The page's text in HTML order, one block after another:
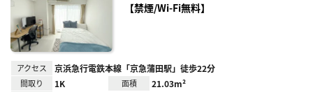
【禁煙/Wi-Fi無料】
アクセス 京浜急行電鉄本線「京急蒲田駅」徒歩22分
間取り 1K 面積 21.03m²